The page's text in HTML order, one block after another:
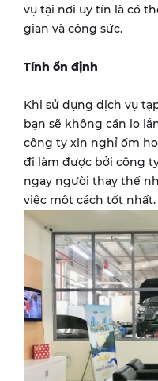
vụ tại nơi uy tín là có
gian và công sức.
Tính ổn định
Khi sử dụng dịch vụ
bạn sẽ không cần lo
công ty xin nghỉ ốm
đi làm được bởi công
ngay người thay thế
việc một cách tốt nhất.